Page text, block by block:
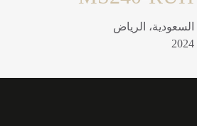
MM430-JED
السعودية، جدة